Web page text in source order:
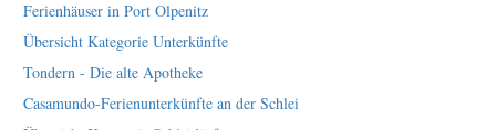
Ferienhäuser in Port Olpenitz
Übersicht Kategorie Unterkünfte
Tondern - Die alte Apotheke
Casamundo-Ferienunterkünfte an der Schlei